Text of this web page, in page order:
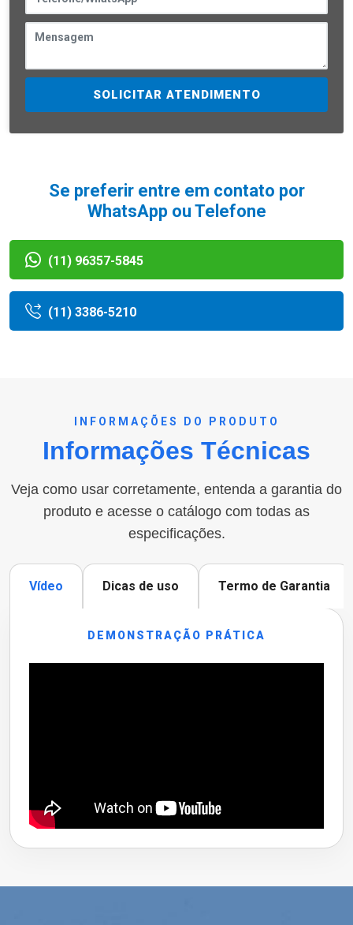
SOLICITAR ATENDIMENTO
Se preferir entre em contato por
WhatsApp ou Telefone
(11) 96357-5845
(11) 3386-5210
INFORMAÇÕES DO PRODUTO
Informações Técnicas
Veja como usar corretamente, entenda a garantia do
produto e acesse o catálogo com todas as
especificações.
Vídeo Dicas de uso Termo de Garantia
DEMONSTRAÇÃO PRÁTICA